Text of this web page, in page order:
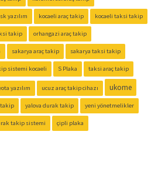
yazılım kocaeli araç takip kocaeli taksi takip
takip orhangazi araç takip
sakarya araç takip sakarya taksi takip
sistemi kocaeli S Plaka taksi araç takip
yazılım ucuz araç takip cihazı ukome
takip yalova durak takip yeni yönetmelikler
takip sistemi çipli plaka